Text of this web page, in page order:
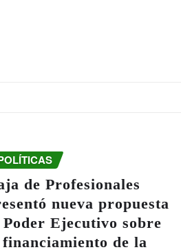
de Profesionales
nueva propuesta
Ejecutivo sobre
de la